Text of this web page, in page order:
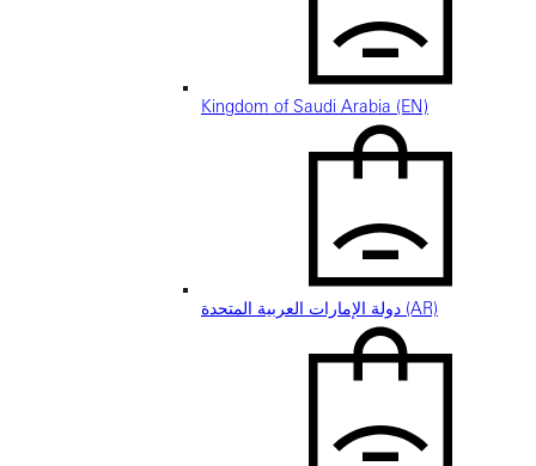
Kingdom of Saudi Arabia (EN)
دولة الإمارات العربية المتحدة (AR)